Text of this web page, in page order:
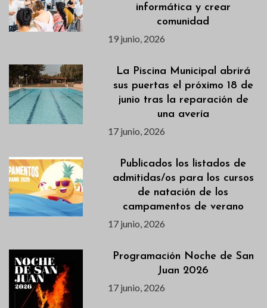
informática y crear
comunidad
19 junio, 2026
La Piscina Municipal abrirá
sus puertas el próximo 18 de
junio tras la reparación de
una avería
17 junio, 2026
Publicados los listados de
admitidas/os para los cursos
de natación de los
campamentos de verano
17 junio, 2026
Programación Noche de San
Juan 2026
17 junio, 2026